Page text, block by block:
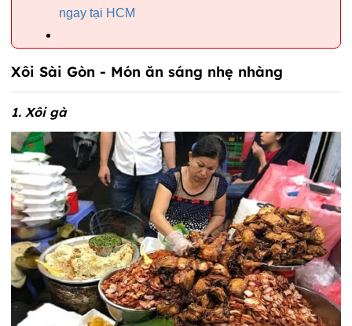
ngay tại HCM
Xôi Sài Gòn - Món ăn sáng nhẹ nhàng
1. Xôi gà